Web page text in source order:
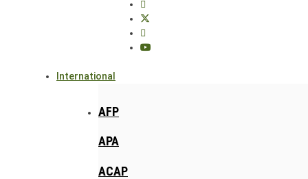
International
AFP
APA
ACAP